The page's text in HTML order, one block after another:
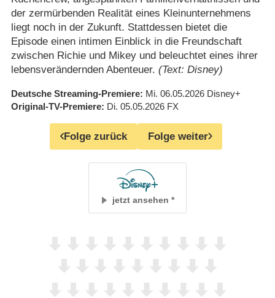
der zermürbenden Realität eines Kleinunternehmens
liegt noch in der Zukunft. Stattdessen bietet die
Episode einen intimen Einblick in die Freundschaft
zwischen Richie und Mikey und beleuchtet eines ihrer
lebensverändernden Abenteuer. (Text: Disney)
Deutsche Streaming-Premiere Mi. 06.05.2026 Disney+
Original-TV-Premiere Di. 05.05.2026 FX
Folge zurück Folge weiter
jetzt ansehen